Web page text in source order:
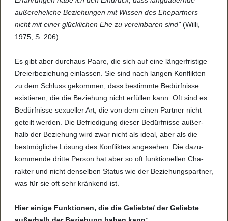
außer­ehe­li­che Bezie­hun­gen mit Wis­sen des Ehe­part­ners
nicht mit einer glü­ck­li­chen Ehe zu ver­ein­ba­ren sind"(Willi,
1975, S. 206).
Es gibt aber durch­aus Paare, die sich auf eine län­ger­fris­tige
Drei­er­be­zie­hung ein­las­sen. Sie sind nach lan­gen Kon­flik­ten
zu dem Schluss gekom­men, dass bestimmte Bedürf­nisse
exis­tie­ren, die die Bezie­hung nicht erfül­len kann. Oft sind es
Bedürf­nisse sexu­el­ler Art, die von dem einen Part­ner nicht
geteilt wer­den. Die Befrie­di­gung die­ser Bedürf­nisse außer­
halb der Bezie­hung wird zwar nicht als ideal, aber als die
best­mög­li­che Lösung des Kon­flik­tes ange­se­hen. Die dazu­
kom­mende dritte Per­son hat aber so oft funk­ti­o­nel­len Cha­
rak­ter und nicht den­sel­ben Sta­tus wie der Bezie­hungs­part­ner,
was für sie oft sehr krän­kend ist.
Hier einige Funk­ti­o­nen, die die Geliebte/ der Geliebte